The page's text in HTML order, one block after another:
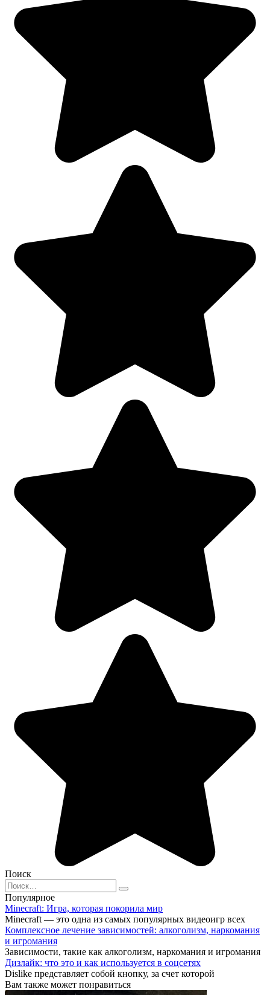
Поиск
Search
for:
Популярное
Minecraft: Игра, которая покорила мир
Minecraft — это одна из самых популярных видеоигр всех
Комплексное лечение зависимостей: алкоголизм, наркомания
и игромания
Зависимости, такие как алкоголизм, наркомания и игромания
Дизлайк: что это и как используется в соцсетях
Dislike представляет собой кнопку, за счет которой
Вам также может понравиться